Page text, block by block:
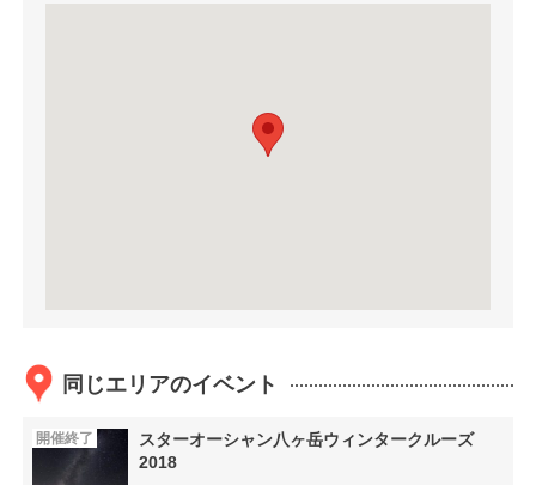
同じエリアのイベント
開催終了
スターオーシャン八ヶ岳ウィンタークルーズ
2018